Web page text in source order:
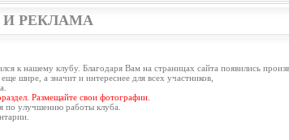
РЕКЛАМА
к нашему клубу. Благодаря Вам на страницах сайта появились
шире, а значит и интереснее для всех участников,
Размещайте свои фотографии.
по улучшению работы клуба.